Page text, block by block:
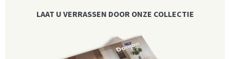
LAAT U VERRASSEN DOOR ONZE COLLECTIE